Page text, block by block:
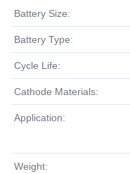
Battery Size:
Battery Type:
Cycle Life:
Cathode Materials:
Application:
Weight: